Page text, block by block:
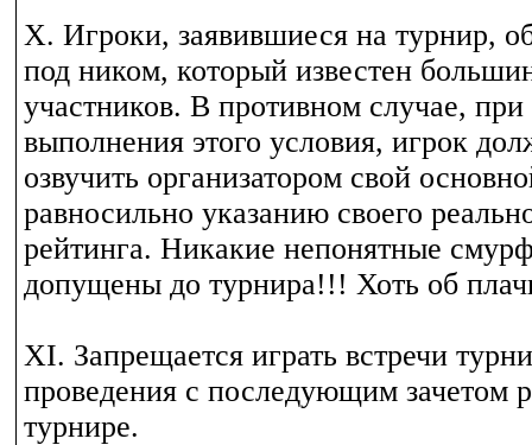
Х. Игроки, заявившиеся на турнир,
под ником, который известен
участников. В противном случае,
выполнения этого условия, игрок
озвучить организатором свой
равносильно указанию своего
рейтинга. Никакие непонятные
допущены до турнира!!! Хоть об
XI. Запрещается играть встречи
проведения с последующим зачетом
турнире.